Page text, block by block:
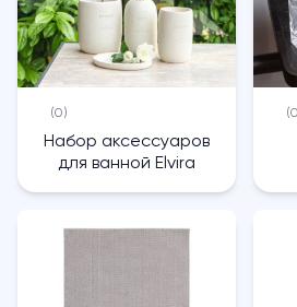
(0)
Набор аксессуаров
для ванной Elvira